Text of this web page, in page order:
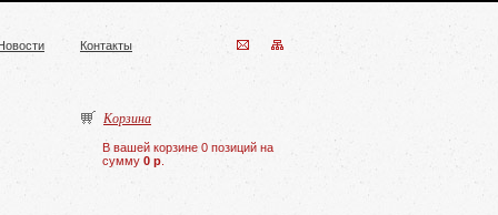
Контакты
Корзина
В вашей корзине 0 позиций на
сумму 0 р